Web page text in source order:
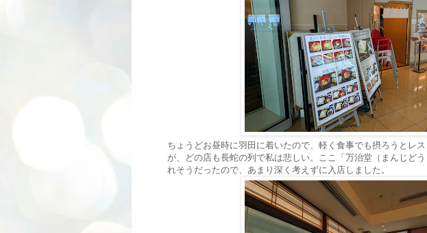
ちょうどお昼時に羽田に着いたので、軽く食事でも摂ろうとレ
が、どの店も長蛇の列で私は悲しい。ここ「万治堂（まんじど
れそうだったので、あまり深く考えずに入店しました。